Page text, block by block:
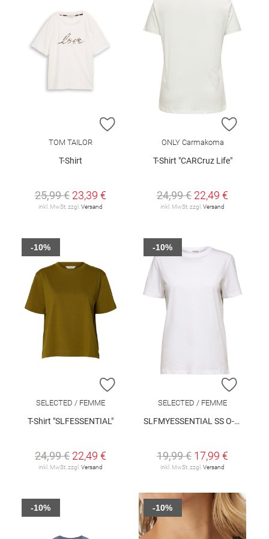
ZUR WUNSCHLISTE HINZUFÜGEN
TOM TAILOR
T-Shirt
25,99 € 23,39 €
inkl. MwSt. zzgl.Versand
ZUR
ONLY Carmakoma
T-Shirt "CARCruz Life"
24,99 € 22,49 €
inkl. MwSt. zzgl.Versand
ZUR WUNSCHLISTE HINZUFÜGEN
SELECTED / FEMME
T-Shirt "SLFESSENTIAL"
24,99 € 22,49 €
inkl. MwSt. zzgl. Versand
-10%
ZUR
SELECTED / FEMME
SLFMYESSENTIAL SS O-NECK TEE NOOS
19,99 € 17,99 €
inkl. MwSt. zzgl. Versand
-10%
-10% -10%